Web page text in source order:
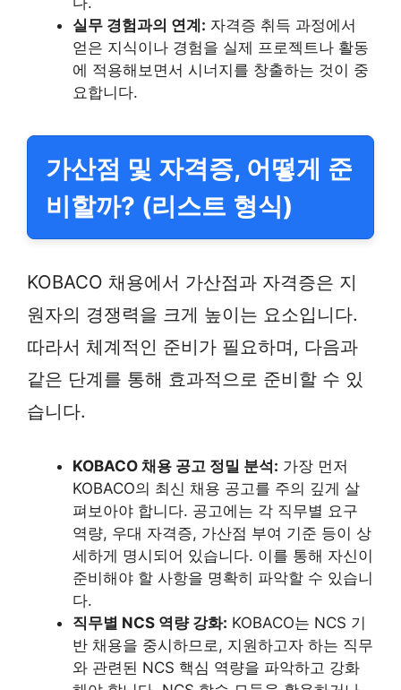
실무 경험과의 연계: 자격증 취득 과정에서
얻은 지식이나 경험을 실제 프로젝트나 활동
에 적용해보면서 시너지를 창출하는 것이 중
요합니다.
가산점 및 자격증, 어떻게 준
비할까? (리스트 형식)
KOBACO 채용에서 가산점과 자격증은 지
원자의 경쟁력을 크게 높이는 요소입니다.
따라서 체계적인 준비가 필요하며, 다음과
같은 단계를 통해 효과적으로 준비할 수 있
습니다.
KOBACO 채용 공고 정밀 분석: 가장 먼저
KOBACO의 최신 채용 공고를 주의 깊게 살
펴보아야 합니다. 공고에는 각 직무별 요구
역량, 우대 자격증, 가산점 부여 기준 등이 상
세하게 명시되어 있습니다. 이를 통해 자신이
준비해야 할 사항을 명확히 파악할 수 있습니
다.
직무별 NCS 역량 강화: KOBACO는 NCS 기
반 채용을 중시하므로, 지원하고자 하는 직무
와 관련된 NCS 핵심 역량을 파악하고 강화